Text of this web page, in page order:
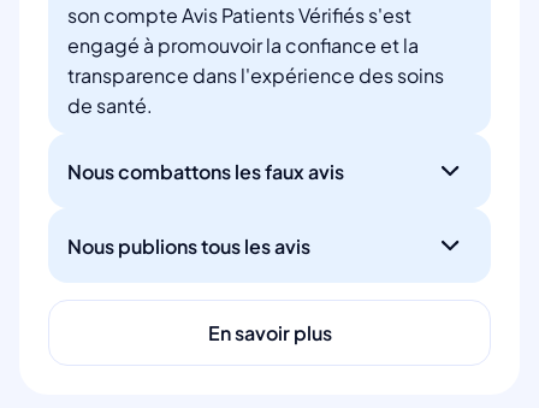
son compte Avis Patients Vérifiés s'est
engagé à promouvoir la confiance et la
transparence dans l'expérience des soins
de santé.
Nous combattons les faux avis
Nous publions tous les avis
En savoir plus